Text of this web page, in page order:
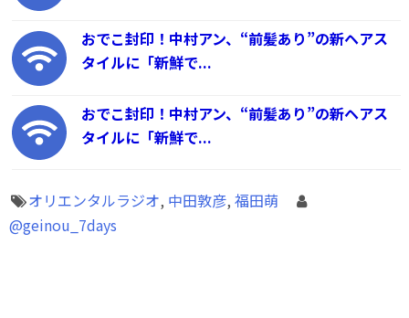
おでこ封印！中村アン、“前髪あり”の新ヘアス
タイルに「新鮮で...
おでこ封印！中村アン、“前髪あり”の新ヘアス
タイルに「新鮮で...
オリエンタルラジオ, 中田敦彦, 福田萌
@geinou_7days